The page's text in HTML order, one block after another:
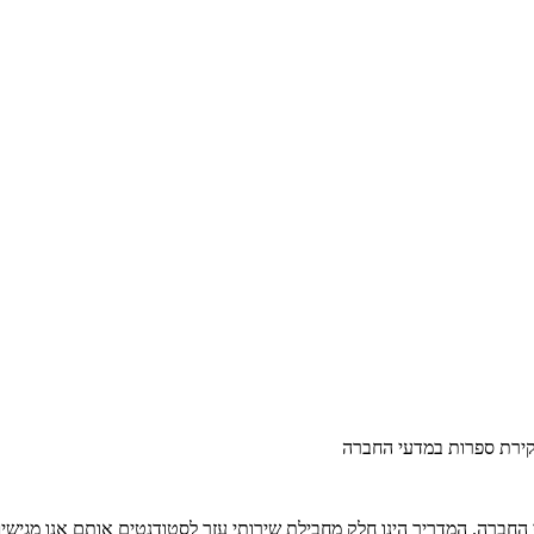
ספרות במדעי החברה
החברה. המדריך הינו חלק מחבילת שירותי עזר לסטודנטים אותם אנו